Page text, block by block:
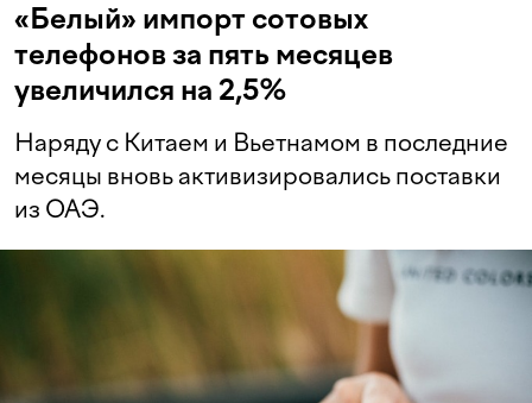
«Белый» импорт сотовых
телефонов за пять месяцев
увеличился на 2,5%
Наряду с Китаем и Вьетнамом в последние
месяцы вновь активизировались поставки
из ОАЭ.